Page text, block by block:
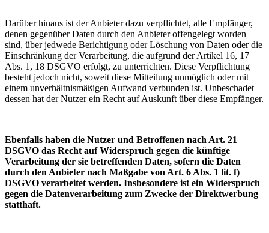
Darüber hinaus ist der Anbieter dazu verpflichtet, alle Empfänger,
denen gegenüber Daten durch den Anbieter offengelegt worden
sind, über jedwede Berichtigung oder Löschung von Daten oder die
Einschränkung der Verarbeitung, die aufgrund der Artikel 16, 17
Abs. 1, 18 DSGVO erfolgt, zu unterrichten. Diese Verpflichtung
besteht jedoch nicht, soweit diese Mitteilung unmöglich oder mit
einem unverhältnismäßigen Aufwand verbunden ist. Unbeschadet
dessen hat der Nutzer ein Recht auf Auskunft über diese Empfänger.
Ebenfalls haben die Nutzer und Betroffenen nach Art. 21
DSGVO das Recht auf Widerspruch gegen die künftige
Verarbeitung der sie betreffenden Daten, sofern die Daten
durch den Anbieter nach Maßgabe von Art. 6 Abs. 1 lit. f)
DSGVO verarbeitet werden. Insbesondere ist ein Widerspruch
gegen die Datenverarbeitung zum Zwecke der Direktwerbung
statthaft.